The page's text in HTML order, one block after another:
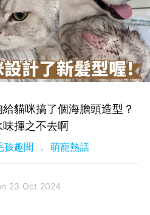
貓咪搞了個海膽頭造型？
味揮之不去啊
孩趣聞 萌寵熱話
23 Oct 2024